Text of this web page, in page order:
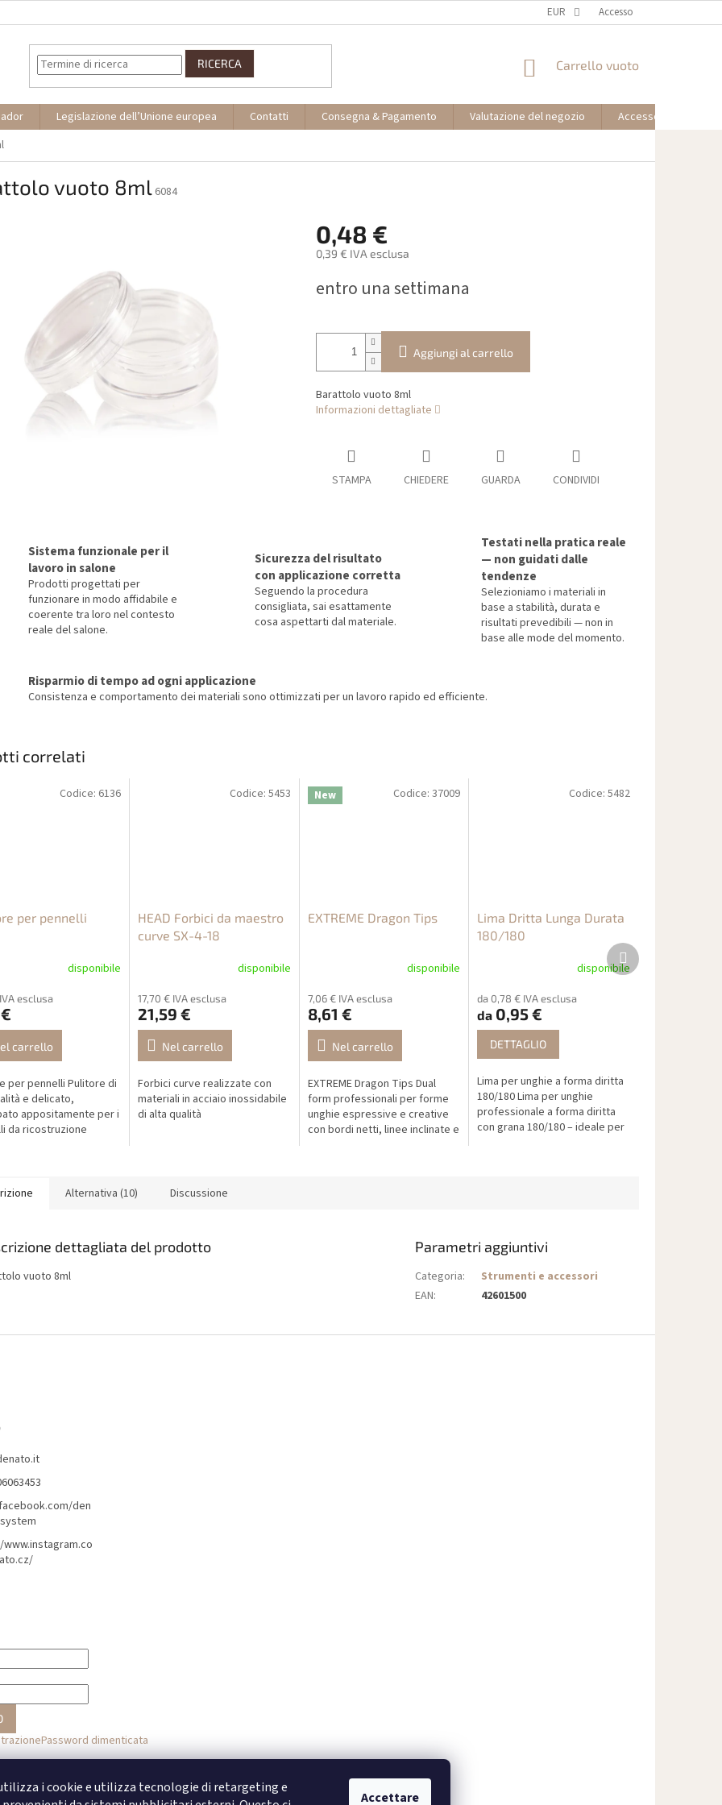
i cookie e utilizza tecnologie di retargeting e
Accettare
EUR Accesso
RICERCA
CARRELLO
SPESA
Carrello vuoto
Legislazione dell’Unione europea Contatti Consegna & Pagamento Valutazione del negozio
Accesso partner
vuoto 8ml 6084
0,48 €
0,39 € IVA esclusa
della
entro una settimana
Aggiungi al carrello
Barattolo vuoto 8ml
Informazioni dettagliate
STAMPA CHIEDERE GUARDA CONDIVIDI
Sistema funzionale per il
lavoro in salone
Prodotti progettati per
funzionare in modo affidabile e
coerente tra loro nel contesto
reale del salone.
Sicurezza del risultato
con applicazione corretta
Seguendo la procedura
consigliata, sai esattamente
cosa aspettarti dal materiale.
Testati nella pratica reale
— non guidati dalle
tendenze
Selezioniamo i materiali in
base a stabilità, durata e
risultati prevedibili — non in
base alle mode del momento.
Risparmio di tempo ad ogni applicazione
Consistenza e comportamento dei materiali sono ottimizzati per un lavoro rapido ed efficiente.
correlati
per pennelli
disponibile
esclusa
carrello
per pennelli Pulitore di
e delicato,
appositamente per i
da ricostruzione
Codice: 6136
HEAD Forbici da maestro
curve SX-4-18
disponibile
17,70 € IVA esclusa
21,59 €
Nel carrello
Forbici curve realizzate con
materiali in acciaio inossidabile
di alta qualità
Codice: 5453 New
EXTREME Dragon Tips
disponibile
7,06 € IVA esclusa
8,61 €
Nel carrello
EXTREME Dragon Tips Dual
form professionali per forme
unghie espressive e creative
con bordi netti, linee inclinate e
Codice:37009
Lima Dritta Lunga Durata
180/180
disponibile
da 0,78 € IVA esclusa
da 0,95 €
DETTAGLIO
Lima per unghie a forma diritta
180/180 Lima per unghie
professionale a forma diritta
con grana 180/180 – ideale per
Codice: 5482
Prodotto
successivo
Alternativa (10) Discussione
dettagliata del prodotto
vuoto 8ml
Parametri aggiuntivi
Categoria:
Strumenti e accessori
EAN: 42601500
den
Password dimenticata